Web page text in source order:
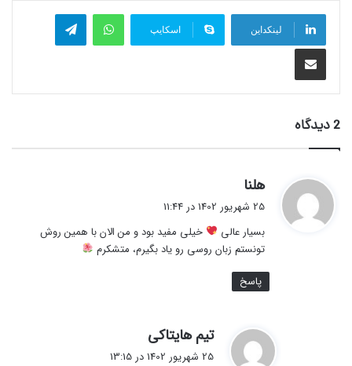
لینکداین اسکایپ
واتس آپ تلگرام
اشتراک گذاری با ایمیل
2 دیدگاه
هلنا
ت
:
25 شهریور 1402 در 11:44
بسیار عالی
خیلی مفید بود و من الان با همین روش
تونستم زبان روسی رو یاد بگیرم، متشکرم
پاسخ
تیم هایتاکی
ف
25 شهریور 1402 در 13:15